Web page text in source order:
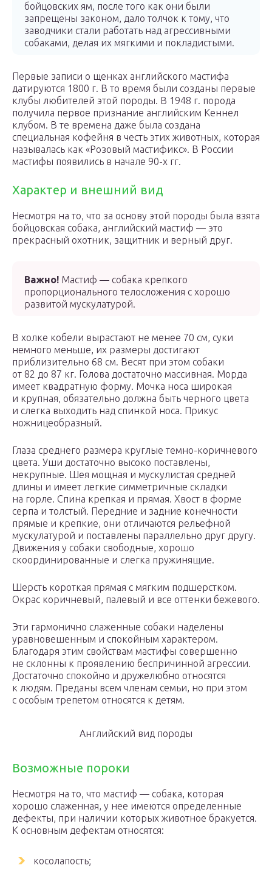
бойцовских ям, после того как они были
запрещены законом, дало толчок к тому, что
заводчики стали работать над агрессивными
собаками, делая их мягкими и покладистыми.
Первые записи о щенках английского мастифа
датируются 1800 г. В то время были созданы первые
клубы любителей этой породы. В 1948 г. порода
получила первое признание английским Кеннел
клубом. В те времена даже была создана
специальная кофейня в честь этих животных, которая
называлась как «Розовый мастификс». В России
мастифы появились в начале 90-х гг.
Характер и внешний вид
Несмотря на то, что за основу этой породы была взята
бойцовская собака, английский мастиф — это
прекрасный охотник, защитник и верный друг.
Важно! Мастиф — собака крепкого
пропорционального телосложения с хорошо
развитой мускулатурой.
В холке кобели вырастают не менее 70 см, суки
немного меньше, их размеры достигают
приблизительно 68 см. Весят при этом собаки
от 82 до 87 кг. Голова достаточно массивная. Морда
имеет квадратную форму. Мочка носа широкая
и крупная, обязательно должна быть черного цвета
и слегка выходить над спинкой носа. Прикус
ножницеобразный.
Глаза среднего размера круглые темно-коричневого
цвета. Уши достаточно высоко поставлены,
некрупные. Шея мощная и мускулистая средней
длины и имеет легкие симметричные складки
на горле. Спина крепкая и прямая. Хвост в форме
серпа и толстый. Передние и задние конечности
прямые и крепкие, они отличаются рельефной
мускулатурой и поставлены параллельно друг другу.
Движения у собаки свободные, хорошо
скоординированные и слегка пружинящие.
Шерсть короткая прямая с мягким подшерстком.
Окрас коричневый, палевый и все оттенки бежевого.
Эти гармонично слаженные собаки наделены
уравновешенным и спокойным характером.
Благодаря этим свойствам мастифы совершенно
не склонны к проявлению беспричинной агрессии.
Достаточно спокойно и дружелюбно относятся
к людям. Преданы всем членам семьи, но при этом
с особым трепетом относятся к детям.
Английский вид породы
Возможные пороки
Несмотря на то, что мастиф — собака, которая
хорошо слаженная, у нее имеются определенные
дефекты, при наличии которых животное бракуется.
К основным дефектам относятся:
косолапость;